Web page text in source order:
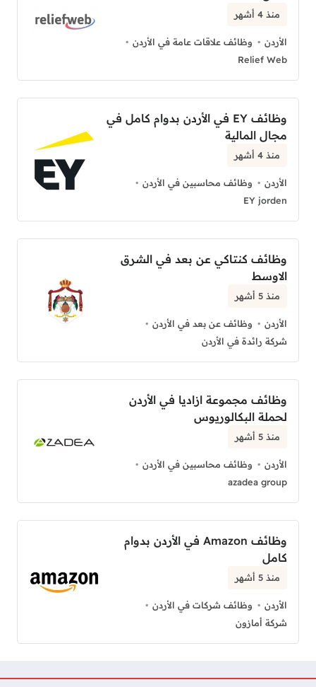
منذ 4 أشهر
الأردن
وظائف علاقات عامة في الأردن
Relief Web
وظائف EY في الأردن بدوام كامل في
مجال المالية
منذ 4 أشهر
الأردن
وظائف محاسبين في الأردن
EY jorden
وظائف كنتاكي عن بعد في الشرق
الاوسط
منذ 5 أشهر
الأردن
وظائف عن بعد في الأردن
شركة رائدة في الأردن
وظائف مجموعة ازاديا في الأردن
لحملة البكالوريوس
منذ 5 أشهر
الأردن
وظائف محاسبين في الأردن
azadea group
وظائف Amazon في الأردن بدوام
كامل
منذ 5 أشهر
الأردن
وظائف شركات في الأردن
شركة أمازون